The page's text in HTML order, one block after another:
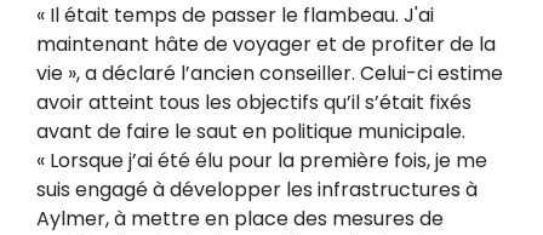
« Il était temps de passer le flambeau. J'ai
maintenant hâte de voyager et de profiter de la
vie », a déclaré l’ancien conseiller. Celui-ci estime
avoir atteint tous les objectifs qu’il s’était fixés
avant de faire le saut en politique municipale.
« Lorsque j’ai été élu pour la première fois, je me
suis engagé à développer les infrastructures à
Aylmer, à mettre en place des mesures de